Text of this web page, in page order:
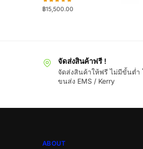
฿15,500.00
จัดส่งสินค้าฟรี !
จัดส่งสินค้าให้ฟรี ไม่มีขั้นต่ำ
ขนส่ง EMS / Kerry
ABOUT